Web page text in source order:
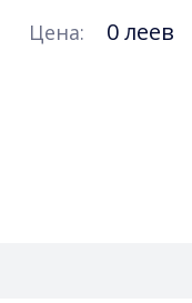
Цена: 0 леев